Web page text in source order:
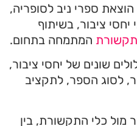
ספרי ניב לסופריה,
ציבור, בשיתוף
תקשורת המתמחה בתחום.
שונים של יחסי ציבור,
לסוג הספר, לתקציב
כלי התקשורת, בין